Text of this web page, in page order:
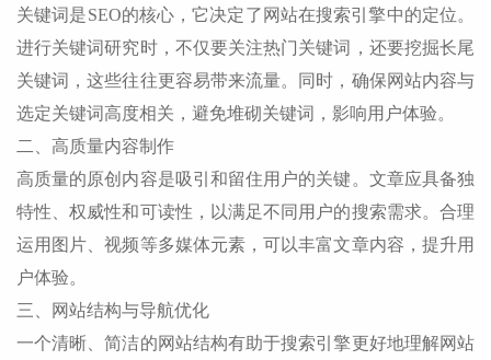
关键词是SEO的核心，它决定了网站在搜索引擎中的定位。
进行关键词研究时，不仅要关注热门关键词，还要挖掘长尾
关键词，这些往往更容易带来流量。同时，确保网站内容与
选定关键词高度相关，避免堆砌关键词，影响用户体验。
二、高质量内容制作
高质量的原创内容是吸引和留住用户的关键。文章应具备独
特性、权威性和可读性，以满足不同用户的搜索需求。合理
运用图片、视频等多媒体元素，可以丰富文章内容，提升用
户体验。
三、网站结构与导航优化
一个清晰、简洁的网站结构有助于搜索引擎更好地理解网站